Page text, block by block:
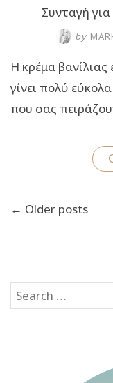
Συνταγή
by
Η κρέμα βανίλιας
γίνει πολύ
που σας
άρθρων
← Older posts
Search
for: